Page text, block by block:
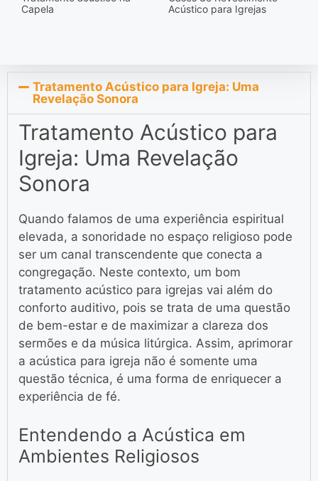
Capela
Acústico para Igrejas
Tratamento Acústico para Igreja: Uma
Revelação Sonora
Tratamento Acústico para
Igreja: Uma Revelação
Sonora
Quando falamos de uma experiência espiritual
elevada, a sonoridade no espaço religioso pode
ser um canal transcendente que conecta a
congregação. Neste contexto, um bom
tratamento acústico para igrejas vai além do
conforto auditivo, pois se trata de uma questão
de bem-estar e de maximizar a clareza dos
sermões e da música litúrgica. Assim, aprimorar
a acústica para igreja não é somente uma
questão técnica, é uma forma de enriquecer a
experiência de fé.
Entendendo a Acústica em
Ambientes Religiosos